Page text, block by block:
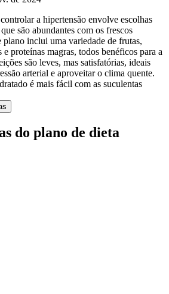
a hipertensão envolve escolhas
são abundantes com os frescos
plano inclui uma variedade de frutas,
e proteínas magras, todos benéficos para a
são leves, mas satisfatórias, ideais
arterial e aproveitar o clima quente.
é mais fácil com as suculentas
do plano de dieta